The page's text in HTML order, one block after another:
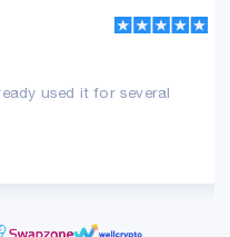
used it for several